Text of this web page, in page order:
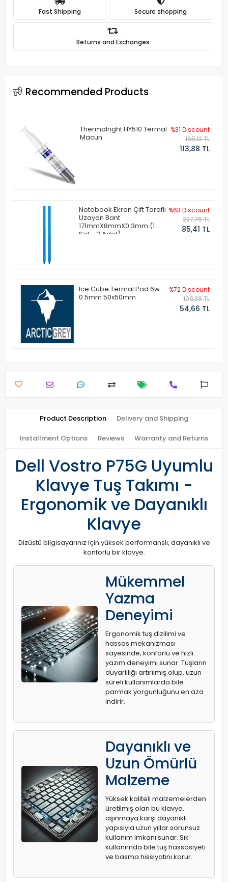
Fast Shipping Secure shopping
Returns and Exchanges
Recommended Products
Thermalright HY510 Termal
Macun
%31 Discount
165,13 TL
113,88 TL
Notebook Ekran Çift Taraflı
Uzayan Bant
171mmX8mmX0.3mm (1
Set - 2 Adet)
%63 Discount
227,76 TL
85,41 TL
Ice Cube Termal Pad 6w
0.5mm 50x50mm
%72 Discount
198,38 TL
54,66 TL
Product Description Delivery and Shipping
Installment Options Reviews Warranty and Returns
Dell Vostro P75G Uyumlu
Klavye Tuş Takımı -
Ergonomik ve Dayanıklı
Klavye
Dizüstü bilgisayarınız için yüksek performanslı, dayanıklı ve
konforlu bir klavye.
Mükemmel
Yazma
Deneyimi
Ergonomik tuş dizilimi ve
hassas mekanizması
sayesinde, konforlu ve hızlı
yazım deneyimi sunar. Tuşların
duyarlılığı artırılmış olup, uzun
süreli kullanımlarda bile
parmak yorgunluğunu en aza
indirir.
Dayanıklı ve
Uzun Ömürlü
Malzeme
Yüksek kaliteli malzemelerden
üretilmiş olan bu klavye,
aşınmaya karşı dayanıklı
yapısıyla uzun yıllar sorunsuz
kullanım imkanı sunar. Sık
kullanımda bile tuş hassasiyeti
ve basma hissiyatını korur.